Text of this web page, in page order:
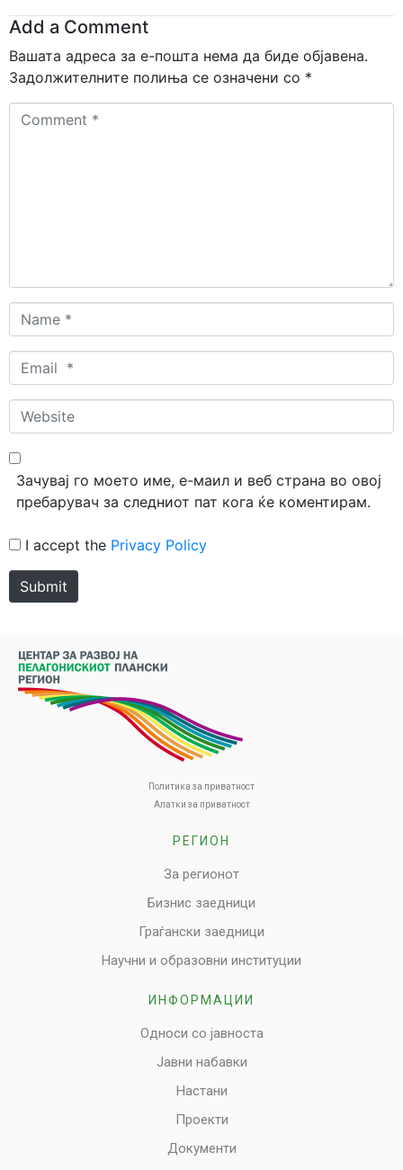
Add a Comment
Вашата адреса за е-пошта нема да биде објавена.
Задолжителните полиња се означени со *
Comment
Name
*
Email
*
Website
Зачувај го моето име, е-маил и веб страна во овој
пребарувач за следниот пат кога ќе коментирам.
I accept the Privacy Policy
Submit
Политика за приватност
Алатки за приватност
РЕГИОН
За регионот
Бизнис заедници
Граѓански заедници
Научни и образовни институции
ИНФОРМАЦИИ
Односи со јавноста
Јавни набавки
Настани
Проекти
Документи